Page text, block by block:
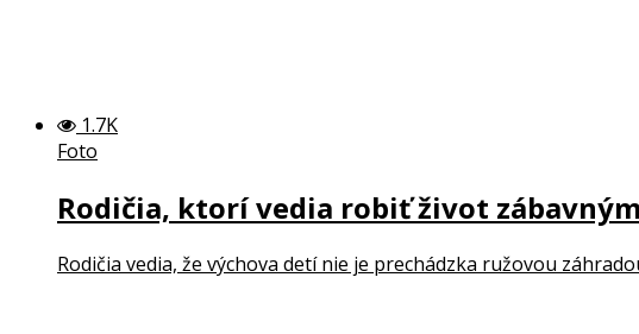
1.7K
Foto
Rodičia, ktorí vedia robiť život
Rodičia vedia, že výchova detí nie je prechádzka ružovou